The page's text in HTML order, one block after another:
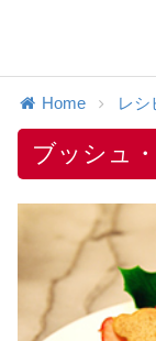
Home レシ
ブッシュ